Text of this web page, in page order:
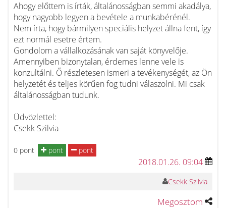
Ahogy előttem is írták, általánosságban semmi akadálya,
hogy nagyobb legyen a bevétele a munkabérénél.
Nem írta, hogy bármilyen speciális helyzet állna fent, így
ezt normál esetre értem.
Gondolom a vállalkozásának van saját könyvelője.
Amennyiben bizonytalan, érdemes lenne vele is
konzultálni. Ő részletesen ismeri a tevékenységét, az Ön
helyzetét és teljes körűen fog tudni válaszolni. Mi csak
általánosságban tudunk.
Üdvözlettel:
Csekk Szilvia
0 pont pont pont
2018.01.26. 09:04
Csekk Szilvia
Megosztom